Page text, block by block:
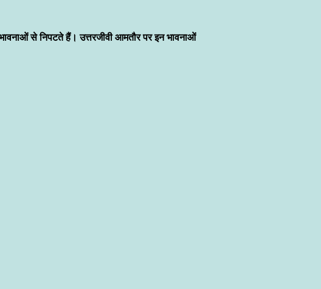
से निपटते हैं। उत्तरजीवी आमतौर पर इन भावनाओं